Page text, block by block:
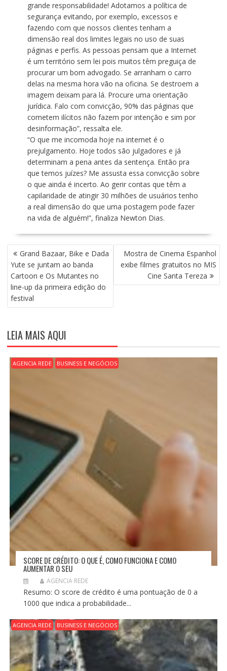
grande responsabilidade! Adotamos a política de
segurança evitando, por exemplo, excessos e
fazendo com que nossos clientes tenham a
dimensão real dos limites legais no uso de suas
páginas e perfis. As pessoas pensam que a Internet
é um território sem lei pois muitos têm preguiça de
procurar um bom advogado. Se arranham o carro
delas na mesma hora vão na oficina. Se destroem a
imagem deixam para lá. Procure uma orientação
jurídica. Falo com convicção, 90% das páginas que
cometem ilícitos não fazem por intenção e sim por
desinformação”, ressalta ele.
“O que me incomoda hoje na internet é o
prejulgamento. Hoje todos são julgadores e já
determinam a pena antes da sentença. Então pra
que temos juízes? Me assusta essa convicção sobre
o que ainda é incerto. Ao gerir contas que têm a
capilaridade de atingir 30 milhões de usuários tenho
a real dimensão do que uma postagem pode fazer
na vida de alguém!”, finaliza Newton Dias.
N
A
V
E
G
A
Ã
O
D
E
P
T
Grand Bazaar, Bike e Dada
Yute se juntam ao banda
Cartoon e Os Mutantes no
line-up da primeira edição do
festival
Mostra de Cinema Espanhol
exibe filmes gratuitos no MIS
Cine Santa Tereza
LEIA MAIS AQUI
AGENCIA REDE BUSINESS E NEGÓCIOS
SCORE DE CRÉDITO: O QUE É, COMO FUNCIONA E COMO
AUMENTAR O SEU
AGENCIA REDE
Resumo: O score de crédito é uma pontuação de 0 a
1000 que indica a probabilidade...
AGENCIA REDE BUSINESS E NEGÓCIOS